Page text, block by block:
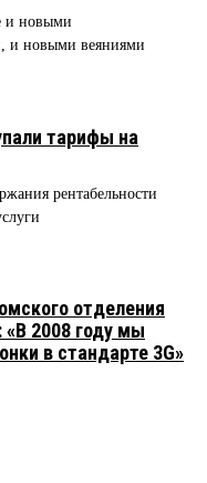
и новыми
и новыми веяниями
тарифы на
рентабельности
отделения
2008 году мы
в стандарте 3G»